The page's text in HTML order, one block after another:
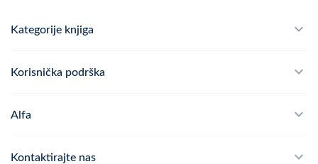
Kategorije knjiga
Školski program
Korisnička podrška
Često postavljana pitanja
Alfa
Politika privatnosti
Kontaktirajte nas